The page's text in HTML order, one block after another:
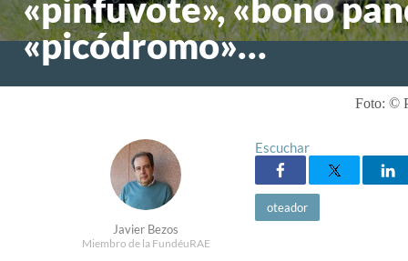
«pinfuvote», «bono
«picódromo»…
Foto: ©
Javier Bezos
Miembro de la FundéuRAE
Escuchar
oteador